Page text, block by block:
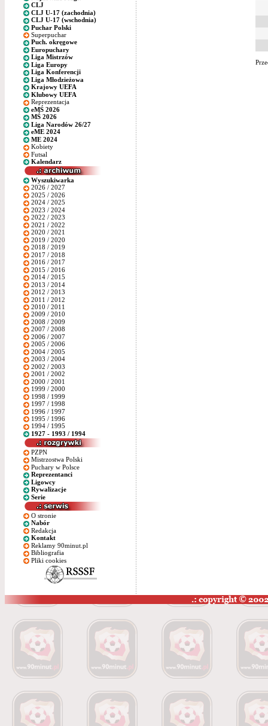
CLJ
CLJ U-17 (zachodnia)
CLJ U-17 (wschodnia)
Puchar Polski
Superpuchar
Puch. okręgowe
Europuchary
Liga Mistrzów
Liga Europy
Liga Konferencji
Liga Młodzieżowa
Krajowy UEFA
Klubowy UEFA
Reprezentacja
eMŚ 2026
MŚ 2026
Liga Narodów 26/27
eME 2024
ME 2024
Kobiety
Futsal
Kalendarz
Wyszukiwarka
2026 / 2027
2025 / 2026
2024 / 2025
2023 / 2024
2022 / 2023
2021 / 2022
2020 / 2021
2019 / 2020
2018 / 2019
2017 / 2018
2016 / 2017
2015 / 2016
2014 / 2015
2013 / 2014
2012 / 2013
2011 / 2012
2010 / 2011
2009 / 2010
2008 / 2009
2007 / 2008
2006 / 2007
2005 / 2006
2004 / 2005
2003 / 2004
2002 / 2003
2001 / 2002
2000 / 2001
1999 / 2000
1998 / 1999
1997 / 1998
1996 / 1997
1995 / 1996
1994 / 1995
1927 - 1993 / 1994
PZPN
Mistrzostwa Polski
Puchary w Polsce
Reprezentanci
Ligowcy
Rywalizacje
Serie
O stronie
Nabór
Redakcja
Kontakt
Reklamy 90minut.pl
Bibliografia
Pliki cookies